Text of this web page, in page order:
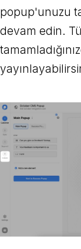
popup'unuzu
devam edin.